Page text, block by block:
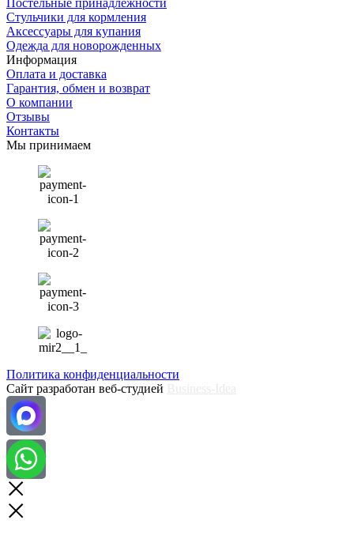
Постельные принадлежности
Стульчики для кормления
Аксессуары для купания
Одежда для новорожденных
Информация
Оплата и доставка
Гарантия, обмен и возврат
О компании
Отзывы
Контакты
Мы принимаем
Политика конфиденциальности
Сайт разработан веб-студией